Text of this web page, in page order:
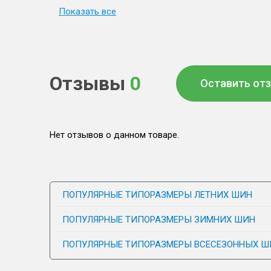
Показать все
Отзывы 0 Оставить
Нет отзывов о данном товаре.
ПОПУЛЯРНЫЕ ТИПОРАЗМЕРЫ ЛЕТНИХ ШИН
ПОПУЛЯРНЫЕ ТИПОРАЗМЕРЫ ЗИМНИХ ШИН
ПОПУЛЯРНЫЕ ТИПОРАЗМЕРЫ ВСЕСЕЗОННЫХ